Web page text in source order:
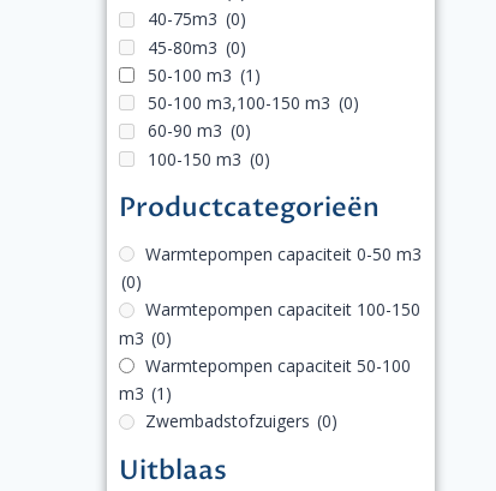
40-75m3 (0)
45-80m3 (0)
50-100 m3 (1)
50-100 m3,100-150 m3 (0)
60-90 m3 (0)
100-150 m3 (0)
Productcategorieën
Warmtepompen capaciteit 0-50 m3
(0)
Warmtepompen capaciteit 100-150
m3 (0)
Warmtepompen capaciteit 50-100
m3 (1)
Zwembadstofzuigers (0)
Uitblaas